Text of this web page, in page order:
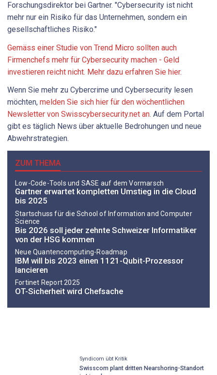
Forschungsdirektor bei Gartner. "Cybersecurity ist nicht
mehr nur ein Risiko für das Unternehmen, sondern ein
gesellschaftliches Risiko."
Gemäss einer Studie von Trend Micro sollten auch
Firmenchefs mehr für Cybersecurity machen - Geld
investieren reicht nicht. Mehr dazu erfahren Sie hier.
Wenn Sie mehr zu Cybercrime und Cybersecurity lesen
möchten, melden Sie sich hier für den wöchentlichen
Newsletter von Swisscybersecurity.net an. Auf dem Portal
gibt es täglich News über aktuelle Bedrohungen und neue
Abwehrstrategien.
ZUM THEMA
Low-Code-Tools und SASE auf dem Vormarsch
Gartner erwartet kompletten Umstieg in die Cloud
bis 2025
Startschuss für die School of Information and Computer
Science
Bis 2026 soll jeder zehnte Schweizer Informatiker
von der HSG kommen
Neue Quantencomputing-Roadmap
IBM will bis 2023 einen 1121-Qubit-Prozessor
lancieren
Fortinet Report 2025
OT-Sicherheit wird Chefsache
Syndicom übt Kritik
Swisscom plant dritten Nearshoring-Standort